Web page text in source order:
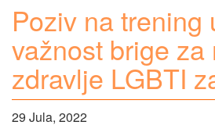
Poziv na trening
važnost brige za
zdravlje LGBTI
29 Jula, 2022